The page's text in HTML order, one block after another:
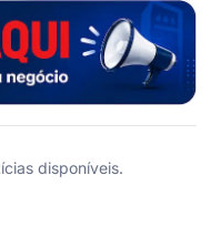
disponíveis.